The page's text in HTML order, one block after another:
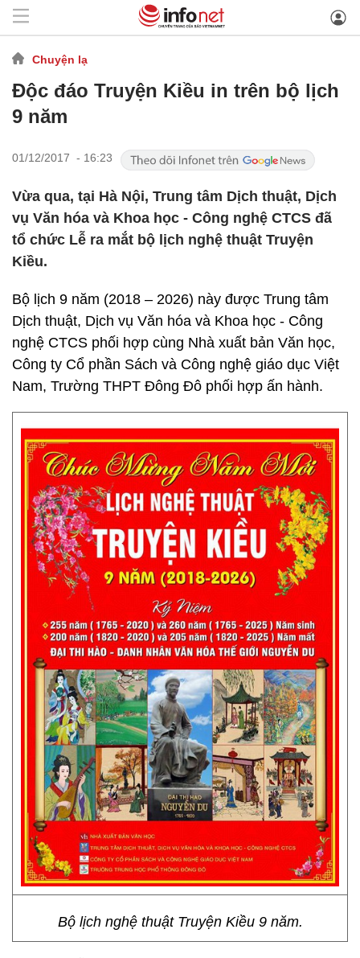
Chuyện lạ
Độc đáo Truyện Kiều in trên bộ lịch
9 năm
01/12/2017 - 16:23
Vừa qua, tại Hà Nội, Trung tâm Dịch thuật, Dịch
vụ Văn hóa và Khoa học - Công nghệ CTCS đã
tổ chức Lễ ra mắt bộ lịch nghệ thuật Truyện
Kiều.
Bộ lịch 9 năm (2018 – 2026) này được Trung tâm
Dịch thuật, Dịch vụ Văn hóa và Khoa học - Công
nghệ CTCS phối hợp cùng Nhà xuất bản Văn học,
Công ty Cổ phần Sách và Công nghệ giáo dục Việt
Nam, Trường THPT Đông Đô phối hợp ấn hành.
Bộ lịch nghệ thuật Truyện Kiều 9 năm.